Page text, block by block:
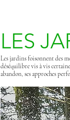
LES
Les jardins foisonnent des
déséquilibre vis à vis
abandon, ses approches